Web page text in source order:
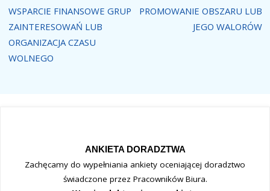
WSPARCIE FINANSOWE GRUP
ZAINTERESOWAŃ LUB
ORGANIZACJA CZASU
WOLNEGO
PROMOWANIE OBSZARU LUB
JEGO WALORÓW
ANKIETA DORADZTWA
Zachęcamy do wypełniania ankiety oceniającej doradztwo
świadczone przez Pracowników Biura.